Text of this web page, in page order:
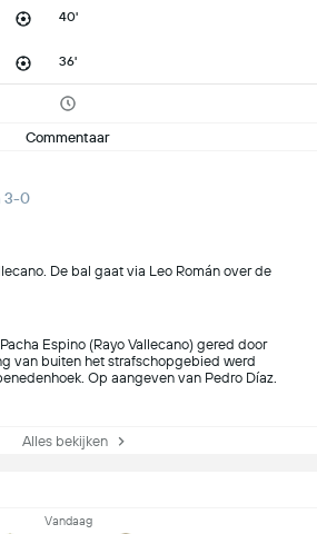
40'
36'
Commentaar
3-0
De bal gaat via Leo Román over de
Espino (Rayo Vallecano) gered door
van buiten het strafschopgebied werd
Op aangeven van Pedro Díaz.
Alles bekijken
Vandaag